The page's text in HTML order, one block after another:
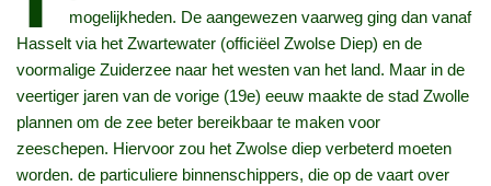
mogelijkheden. De aangewezen vaarweg ging dan vanaf
Hasselt via het Zwartewater (officiëel Zwolse Diep) en de
voormalige Zuiderzee naar het westen van het land. Maar in de
veertiger jaren van de vorige (19e) eeuw maakte de stad Zwolle
plannen om de zee beter bereikbaar te maken voor
zeeschepen. Hiervoor zou het Zwolse diep verbeterd moeten
worden. de particuliere binnenschippers, die op de vaart over